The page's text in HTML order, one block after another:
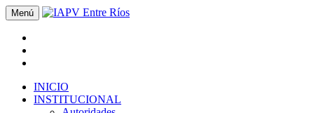
Menú
INICIO
INSTITUCIONAL